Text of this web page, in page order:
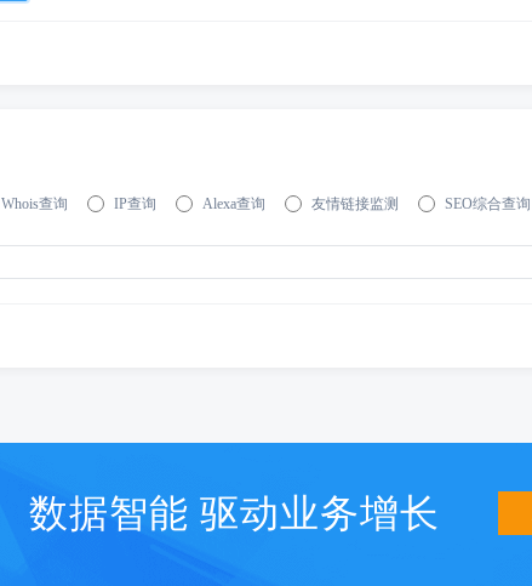
Whois查询 IP查询 Alexa查询 友情链接监测 SEO综合查询
数据智能 驱动业务增长